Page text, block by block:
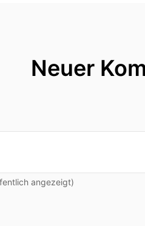
Neuer
angezeigt)